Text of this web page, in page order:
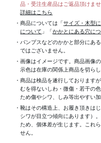
品・受注生産品はご返品頂けませ
詳細はこちら
・商品については「サイズ・木型
について 」「かかとにある穴に
・パンプスなどのかかと部分にあ
ではございません。
・画像はイメージです。商品画像
示色は在庫の関係上商品を切ら
・商品は検品を遂行しておりま
むを得ないしわ・微傷・若干の
ため傷やシワ、しみ等出やすい
・靴はその構造上、お履き頂きは
シワが目立つ傾向にあります）
ため、個体差が生じます。これ
せん。